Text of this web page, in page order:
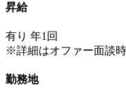
昇給
有り 年1回
※詳細はオファー面談時
勤務地